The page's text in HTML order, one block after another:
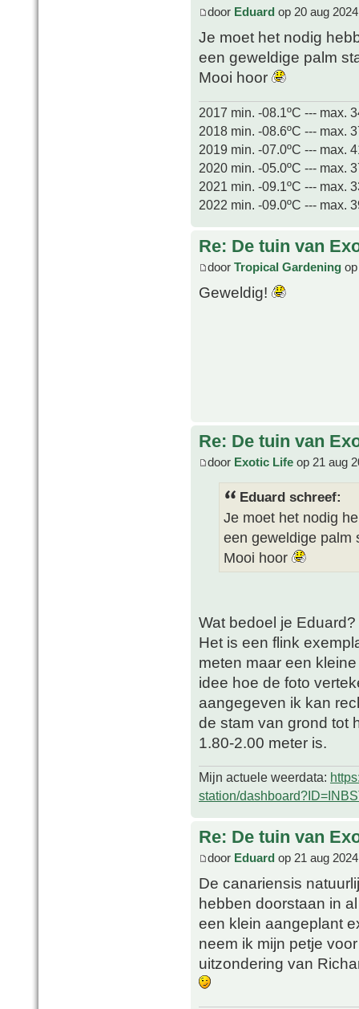
door Eduard op 20 aug
Je moet het nodig
een geweldige palm
Mooi hoor
2017 min. -08.1ºC --- max.
2018 min. -08.6ºC --- max.
2019 min. -07.0ºC --- max.
2020 min. -05.0ºC --- max.
2021 min. -09.1ºC --- max.
2022 min. -09.0ºC --- max.
Re: De tuin van
door Tropical Gardening
Geweldig!
Re: De tuin van
door Exotic Life op 21 aug
Eduard schreef:
Je moet het nodig
een geweldige palm
Mooi hoor
Wat bedoel je Eduard?
Het is een flink
meten maar een
idee hoe de foto
aangegeven ik kan
de stam van grond tot
1.80-2.00 meter is.
Mijn actuele weerdata:
station/
Re: De tuin van
door Eduard op 21 aug
De canariensis
hebben doorstaan in
een klein aangeplant
neem ik mijn petje
uitzondering van